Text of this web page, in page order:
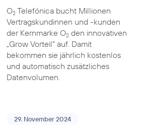
O2Telefónica bucht Millionen
Vertragskundinnen und -kunden
der Kernmarke O2den innovativen
„Grow Vorteil“ auf. Damit
bekommen sie jährlich kostenlos
und automatisch zusätzliches
Datenvolumen.
29. November 2024